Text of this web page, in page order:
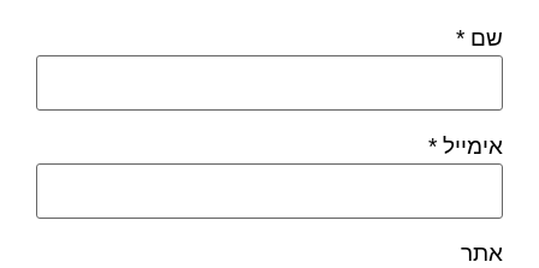
שם *
אימייל *
אתר